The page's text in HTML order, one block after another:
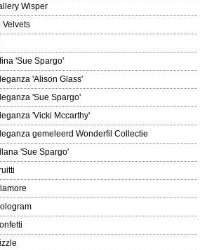
Wisper
Velvets
'Sue Spargo'
'Alison Glass'
'Sue Spargo'
'Vicki Mccarthy'
gemeleerd Wonderfil Collectie
'Sue Spargo'